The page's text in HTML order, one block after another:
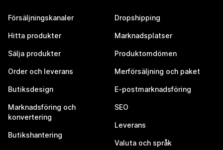
Försäljningskanaler
Hitta produkter
Sälja produkter
Order och leverans
Butiksdesign
Marknadsföring och
konvertering
Butikshantering
Dropshipping
Marknadsplatser
Produktomdömen
Merförsäljning och paket
E-postmarknadsföring
SEO
Leverans
Valuta och språk